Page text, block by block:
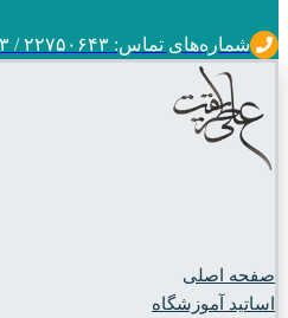
شماره‌های تماس: ۲۲۷۵۰۶۴۳ / ۲۲۷۵۰۶۸۳
صفحه اصلی
اساتید آموزشگاه